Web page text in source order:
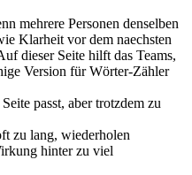
mehrere Personen denselben
Klarheit vor dem naechsten
dieser Seite hilft das Teams,
Version für Wörter-Zähler
passt, aber trotzdem zu
zu lang, wiederholen
hinter zu viel